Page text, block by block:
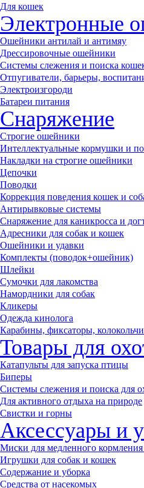
Для кошек
Электронные
Ошейники антилай и антимяу
Дрессировочные ошейники
Системы слежения и поиска
Отпугиватели, барьеры,
Электроизгороди
Батареи питания
Снаряжение
Строгие ошейники
Интеллектуальные кормушки и
Накладки на строгие ошейники
Цепочки
Поводки
Коррекция поведения кошек и
Антирывковые системы
Снаряжение для каникросса и
Адресники для собак и кошек
Ошейники и удавки
Комплекты (поводок+ошейник)
Шлейки
Сумочки для лакомства
Намордники для собак
Кликеры
Одежда кинолога
Карабины, фиксаторы,
Товары для
Катапульты для запуска птицы
Биперы
Системы слежения и поиска для
Для активного отдыха на природе
Свистки и горны
Аксессуары и
Миски для медленного
Игрушки для собак и кошек
Содержание и уборка
Средства от насекомых